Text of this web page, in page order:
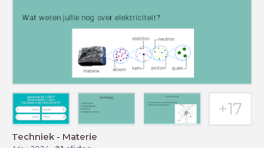
Techniek - Materie